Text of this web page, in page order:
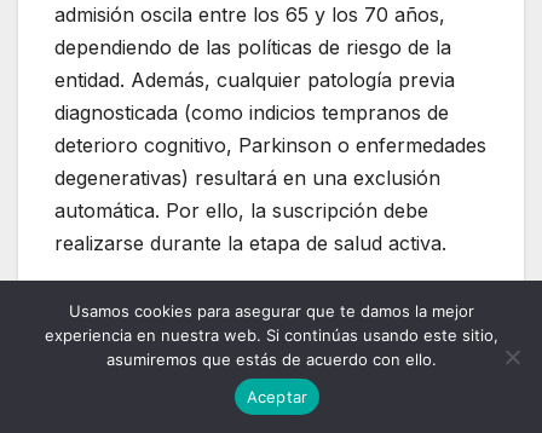
admisión oscila entre los 65 y los 70 años,
dependiendo de las políticas de riesgo de la
entidad. Además, cualquier patología previa
diagnosticada (como indicios tempranos de
deterioro cognitivo, Parkinson o enfermedades
degenerativas) resultará en una exclusión
automática. Por ello, la suscripción debe
realizarse durante la etapa de salud activa.
¿La aseguradora puede negarse a pagarme
si un médico privado me diagnostica
Usamos cookies para asegurar que te damos la mejor
experiencia en nuestra web. Si continúas usando este sitio,
asumiremos que estás de acuerdo con ello.
Aceptar